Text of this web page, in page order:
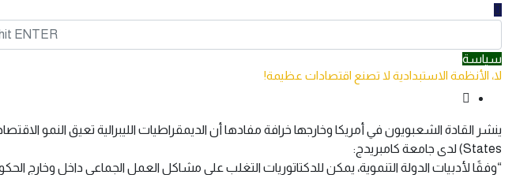
سياسة
لا، الأنظمة الاستبدادية لا تصنع اقتصادات عظيمة!
States) لدى جامعة كامبريدج:
“وفقًا لأدبيات الدولة التنموية، يمكن للدكتاتوريات التغلب على مشاكل العمل الجماعي داخل